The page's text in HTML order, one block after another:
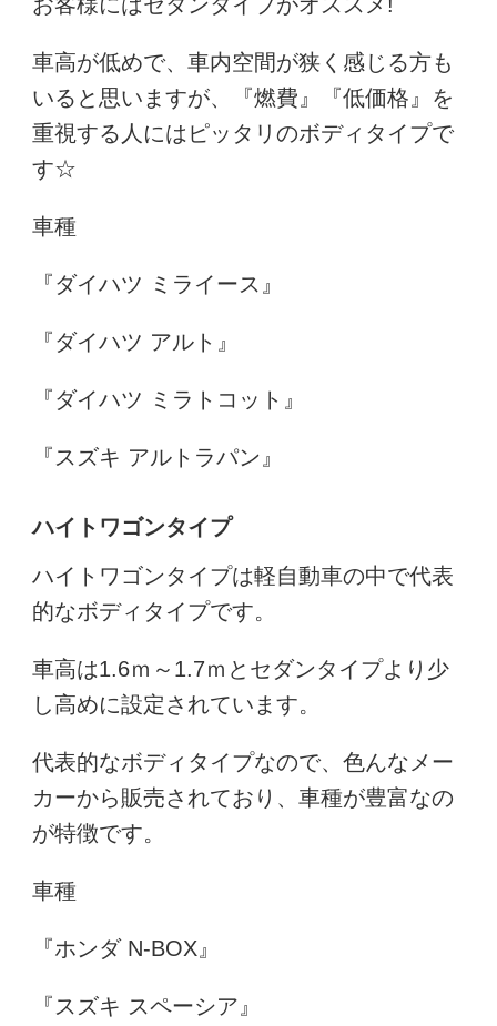
車高が低めで、車内空間が狭く感じる方も
いると思いますが、『燃費』『低価格』を
重視する人にはピッタリのボディタイプで
す☆
車種
『ダイハツ ミライース』
『ダイハツ アルト』
『ダイハツ ミラトコット』
『スズキ アルトラパン』
ハイトワゴンタイプ
ハイトワゴンタイプは軽自動車の中で代表
的なボディタイプです。
車高は1.6ｍ～1.7ｍとセダンタイプより少
し高めに設定されています。
代表的なボディタイプなので、色んなメー
カーから販売されており、車種が豊富なの
が特徴です。
車種
『ホンダ N-BOX』
『スズキ スペーシア』